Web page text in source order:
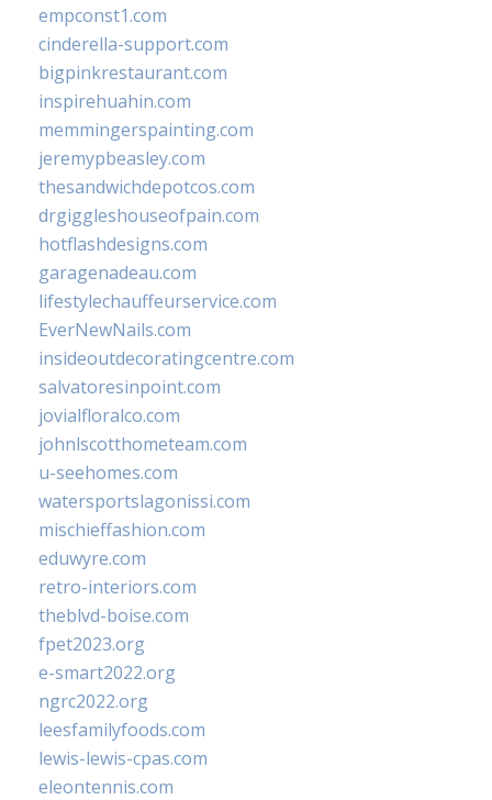
empconst1.com
cinderella-support.com
bigpinkrestaurant.com
inspirehuahin.com
memmingerspainting.com
jeremypbeasley.com
thesandwichdepotcos.com
drgiggleshouseofpain.com
hotflashdesigns.com
garagenadeau.com
lifestylechauffeurservice.com
EverNewNails.com
insideoutdecoratingcentre.com
salvatoresinpoint.com
jovialfloralco.com
johnlscotthometeam.com
u-seehomes.com
watersportslagonissi.com
mischieffashion.com
eduwyre.com
retro-interiors.com
theblvd-boise.com
fpet2023.org
e-smart2022.org
ngrc2022.org
leesfamilyfoods.com
lewis-lewis-cpas.com
eleontennis.com